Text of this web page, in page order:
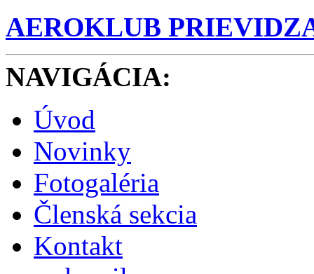
AEROKLUB
NAVIGÁCIA:
Úvod
Novinky
Fotogaléria
Členská sekcia
Kontakt